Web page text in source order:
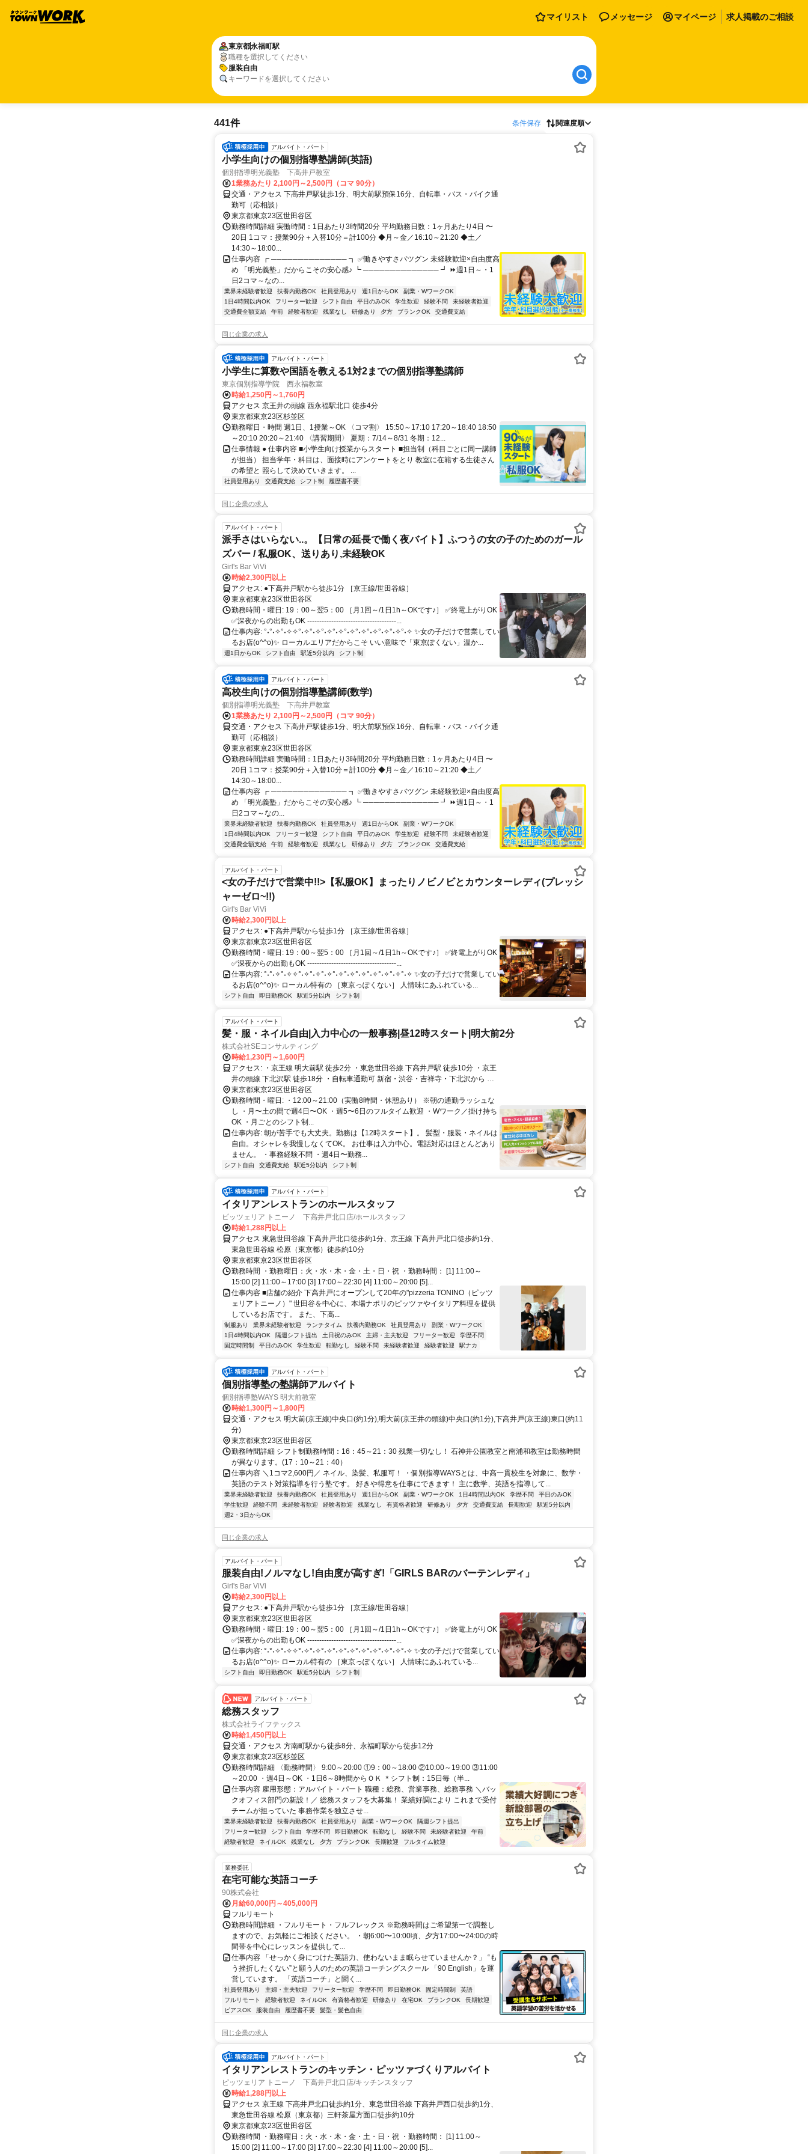
マイリスト メッセージ マイページ 求人掲載のご相談
東京都永福町駅
職種を選択してください
服装自由
キーワードを選択してください
441件 条件保存 関連度順
アルバイト・パート
小学生向けの個別指導塾講師(英語)
個別指導明光義塾 下高井戸教室
1業務あたり 2,100円～2,500円（コマ 90分）
交通・アクセス 下高井戸駅徒歩1分、明大前駅預保16分、自転車・バス・バイク通
勤可（応相談）
東京都東京23区世田谷区
勤務時間詳細 実働時間：1日あたり3時間20分 平均勤務日数：1ヶ月あたり4日 〜
20日 1コマ：授業90分＋入替10分＝計100分 ◆月～金／16:10～21:20 ◆土／
14:30～18:00...
仕事内容 ┏ ────────────── ┓ ✅働きやすさバツグン 未経験歓迎×自由度高
め 「明光義塾」だからこその安心感♪ ┗ ────────────── ┛ ⏩週1日～・1
日2コマ～なの...
業界未経験者歓迎 扶養内勤務OK 社員登用あり 週1日からOK
副業・WワークOK
1日4時間以内OK
フリーター歓迎 シフト自由 平日のみOK 学生歓迎 経験不問
未経験者歓迎
交通費全額支給
午前 経験者歓迎 残業なし 研修あり 夕方 ブランクOK 交通費支給
同じ企業の求人
アルバイト・パート
小学生に算数や国語を教える1対2までの個別指導塾講師
東京個別指導学院 西永福教室
時給1,250円～1,760円
アクセス 京王井の頭線 西永福駅北口 徒歩4分
東京都東京23区杉並区
勤務曜日・時間 週1日、1授業～OK 〈コマ割〉 15:50～17:10 17:20～18:40 18:50
～20:10 20:20～21:40 〈講習期間〉 夏期：7/14～8/31 冬期：12...
仕事情報 ● 仕事内容 ■小学生向け授業からスタート ■担当制（科目ごとに同一講師
が担当） 担当学年・科目は、面接時にアンケートをとり 教室に在籍する生徒さん
の希望と 照らして決めていきます。 ...
社員登用あり 交通費支給 シフト制 履歴書不要
同じ企業の求人
アルバイト・パート
派手さはいらない..。【日常の延長で働く夜バイト】ふつうの女の子のためのガール
ズバー / 私服OK、送りあり,未経験OK
Girl's Bar ViVi
時給2,300円以上
アクセス: ●下高井戸駅から徒歩1分 ［京王線/世田谷線］
東京都東京23区世田谷区
勤務時間・曜日: 19：00～翌5：00 ［月1回～/1日1h～OKです♪］ ✅終電上がりOK
✅深夜からの出勤もOK -------------------------------------...
仕事内容: °˖°˖✧°˖✧✧°˖✧°˖✧°˖✧°˖✧°˖✧°˖✧°˖✧°˖✧°˖✧°˖✧ ✨女の子だけで営業してい
るお店(o^^o)✨ ローカルエリアだからこそ いい意味で「東京ぽくない」温か...
週1日からOK シフト自由 駅近5分以内 シフト制
アルバイト・パート
高校生向けの個別指導塾講師(数学)
個別指導明光義塾 下高井戸教室
1業務あたり 2,100円～2,500円（コマ 90分）
交通・アクセス 下高井戸駅徒歩1分、明大前駅預保16分、自転車・バス・バイク通
勤可（応相談）
東京都東京23区世田谷区
勤務時間詳細 実働時間：1日あたり3時間20分 平均勤務日数：1ヶ月あたり4日 〜
20日 1コマ：授業90分＋入替10分＝計100分 ◆月～金／16:10～21:20 ◆土／
14:30～18:00...
仕事内容 ┏ ────────────── ┓ ✅働きやすさバツグン 未経験歓迎×自由度高
め 「明光義塾」だからこその安心感♪ ┗ ────────────── ┛ ⏩週1日～・1
日2コマ～なの...
業界未経験者歓迎 扶養内勤務OK 社員登用あり 週1日からOK
副業・WワークOK
1日4時間以内OK
フリーター歓迎 シフト自由 平日のみOK 学生歓迎 経験不問
未経験者歓迎
交通費全額支給
午前 経験者歓迎 残業なし 研修あり 夕方 ブランクOK 交通費支給
アルバイト・パート
<女の子だけで営業中!!>【私服OK】まったりノビノビとカウンターレディ(プレッシ
ャーゼロ~!!)
Girl's Bar ViVi
時給2,300円以上
アクセス: ●下高井戸駅から徒歩1分 ［京王線/世田谷線］
東京都東京23区世田谷区
勤務時間・曜日: 19：00～翌5：00 ［月1回～/1日1h～OKです♪］ ✅終電上がりOK
✅深夜からの出勤もOK -------------------------------------...
仕事内容: °˖°˖✧°˖✧✧°˖✧°˖✧°˖✧°˖✧°˖✧°˖✧°˖✧°˖✧°˖✧°˖✧ ✨女の子だけで営業してい
るお店(o^^o)✨ ローカル特有の ［東京っぽくない］ 人情味にあふれている...
シフト自由 即日勤務OK 駅近5分以内 シフト制
アルバイト・パート
髪・服・ネイル自由|入力中心の一般事務|昼12時スタート|明大前2分
株式会社SEコンサルティング
時給1,230円～1,600円
アクセス: ・京王線 明大前駅 徒歩2分 ・東急世田谷線 下高井戸駅 徒歩10分 ・京王
井の頭線 下北沢駅 徒歩18分 ・自転車通勤可 新宿・渋谷・吉祥寺・下北沢から 電
車1本、10分圏内です。
東京都東京23区世田谷区
勤務時間・曜日: ・12:00～21:00（実働8時間・休憩あり） ※朝の通勤ラッシュな
し ・月〜土の間で週4日〜OK ・週5〜6日のフルタイム歓迎 ・Wワーク／掛け持ち
OK ・月ごとのシフト制...
仕事内容: 朝が苦手でも大丈夫。勤務は【12時スタート】。 髪型・服装・ネイルは
自由。オシャレを我慢しなくてOK。 お仕事は入力中心。電話対応はほとんどあり
ません。 ・事務経験不問 ・週4日〜勤務...
シフト自由 交通費支給 駅近5分以内 シフト制
アルバイト・パート
イタリアンレストランのホールスタッフ
ピッツェリア トニーノ 下高井戸北口店/ホールスタッフ
時給1,288円以上
アクセス 東急世田谷線 下高井戸北口徒歩約1分、京王線 下高井戸北口徒歩約1分、
東急世田谷線 松原（東京都）徒歩約10分
東京都東京23区世田谷区
勤務時間 ・勤務曜日：火・水・木・金・土・日・祝 ・勤務時間： [1] 11:00～
15:00 [2] 11:00～17:00 [3] 17:00～22:30 [4] 11:00～20:00 [5]...
仕事内容 ■店舗の紹介 下高井戸にオープンして20年の"pizzeria TONINO（ピッツ
ェリアトニーノ）" 世田谷を中心に、本場ナポリのピッツァやイタリア料理を提供
しているお店です。 また、下高...
制服あり 業界未経験者歓迎 ランチタイム 扶養内勤務OK 社員登用あり
副業・WワークOK
1日4時間以内OK
隔週シフト提出 土日祝のみOK 主婦・主夫歓迎 フリーター歓迎
学歴不問
固定時間制
平日のみOK 学生歓迎 転勤なし 経験不問 未経験者歓迎 経験者歓迎 駅ナカ
アルバイト・パート
個別指導塾の塾講師アルバイト
個別指導塾WAYS 明大前教室
時給1,300円～1,800円
交通・アクセス 明大前(京王線)中央口(約1分),明大前(京王井の頭線)中央口(約1分),下高井戸(京王線)東口(約11
分)
東京都東京23区世田谷区
勤務時間詳細 シフト制勤務時間：16：45～21：30 残業一切なし！ 石神井公園教室と南浦和教室は勤務時間
が異なります。(17：10～21：40）
仕事内容 ＼1コマ2,600円／ ネイル、染髪、私服可！ ・個別指導WAYSとは、中高一貫校生を対象に、数学・
英語のテスト対策指導を行う塾です。 好きや得意を仕事にできます！ 主に数学、英語を指導して...
業界未経験者歓迎 扶養内勤務OK 社員登用あり 週1日からOK 副業・WワークOK 1日4時間以内OK 学歴不問
平日のみOK
学生歓迎
経験不問 未経験者歓迎 経験者歓迎 残業なし 有資格者歓迎 研修あり 夕方 交通費支給 長期歓迎
駅近5分以内
週2・3日からOK
同じ企業の求人
アルバイト・パート
服装自由!ノルマなし!自由度が高すぎ!「GIRLS BARのバーテンレディ」
Girl's Bar ViVi
時給2,300円以上
アクセス: ●下高井戸駅から徒歩1分 ［京王線/世田谷線］
東京都東京23区世田谷区
勤務時間・曜日: 19：00～翌5：00 ［月1回～/1日1h～OKです♪］ ✅終電上がりOK
✅深夜からの出勤もOK -------------------------------------...
仕事内容: °˖°˖✧°˖✧✧°˖✧°˖✧°˖✧°˖✧°˖✧°˖✧°˖✧°˖✧°˖✧°˖✧ ✨女の子だけで営業してい
るお店(o^^o)✨ ローカル特有の ［東京っぽくない］ 人情味にあふれている...
シフト自由 即日勤務OK 駅近5分以内 シフト制
アルバイト・パート
総務スタッフ
株式会社ライフテックス
時給1,450円以上
交通・アクセス 方南町駅から徒歩8分、永福町駅から徒歩12分
東京都東京23区杉並区
勤務時間詳細 〈勤務時間〉 9:00～20:00 ①9：00～18:00 ②10:00～19:00 ③11:00
～20:00 ・週4日～OK ・1日6～8時間からＯＫ ＊シフト制：15日毎（半...
仕事内容 雇用形態：アルバイト・パート 職種：総務、営業事務、総務事務 ＼バッ
クオフィス部門の新設！／ 総務スタッフを大募集！ 業績好調により これまで受付
チームが担っていた 事務作業を独立させ...
業界未経験者歓迎 扶養内勤務OK 社員登用あり 副業・WワークOK
隔週シフト提出
フリーター歓迎
シフト自由 学歴不問 即日勤務OK 転勤なし 経験不問 未経験者歓迎
午前
経験者歓迎
ネイルOK 残業なし 夕方 ブランクOK 長期歓迎 フルタイム歓迎
業務委託
在宅可能な英語コーチ
90株式会社
月給60,000円～405,000円
フルリモート
勤務時間詳細 ・フルリモート・フルフレックス ※勤務時間はご希望第一で調整し
ますので、お気軽にご相談ください。 ・朝6:00〜10:00頃、夕方17:00〜24:00の時
間帯を中心にレッスンを提供して...
仕事内容 「せっかく身につけた英語力、使わないまま眠らせていませんか？」 “も
う挫折したくない”と願う人のための英語コーチングスクール 「90 English」を運
営しています。 「英語コーチ」と聞く...
社員登用あり 主婦・主夫歓迎 フリーター歓迎 学歴不問 即日勤務OK 固定時間制
英語
フルリモート
経験者歓迎 ネイルOK 有資格者歓迎 研修あり 在宅OK ブランクOK
長期歓迎
ピアスOK
服装自由 履歴書不要 髪型・髪色自由
同じ企業の求人
アルバイト・パート
イタリアンレストランのキッチン・ピッツァづくりアルバイト
ピッツェリア トニーノ 下高井戸北口店/キッチンスタッフ
時給1,288円以上
アクセス 京王線 下高井戸北口徒歩約1分、東急世田谷線 下高井戸西口徒歩約1分、
東急世田谷線 松原（東京都）三軒茶屋方面口徒歩約10分
東京都東京23区世田谷区
勤務時間 ・勤務曜日：火・水・木・金・土・日・祝 ・勤務時間： [1] 11:00～
15:00 [2] 11:00～17:00 [3] 17:00～22:30 [4] 11:00～20:00 [5]...